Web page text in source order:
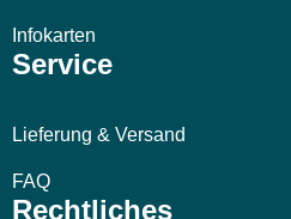
Infokarten
Service
Lieferung & Versand
FAQ
Rechtliches